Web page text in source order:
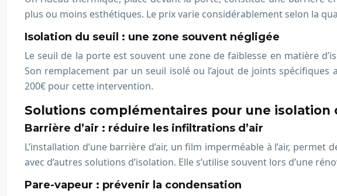
plus ou moins esthétiques. Le prix varie considérablement selon la
Isolation du seuil : une zone souvent négligée
Le seuil de la porte est souvent une zone de faiblesse en matière
Son remplacement par un seuil isolé ou l’ajout de joints
200€ pour cette intervention.
Solutions complémentaires pour une isolation
Barrière d’air : réduire les infiltrations d’air
L’installation d’une barrière d’air, un film imperméable à l’air,
avec d’autres solutions d’isolation. Elle s’utilise souvent lors d’une
Pare-vapeur : prévenir la condensation